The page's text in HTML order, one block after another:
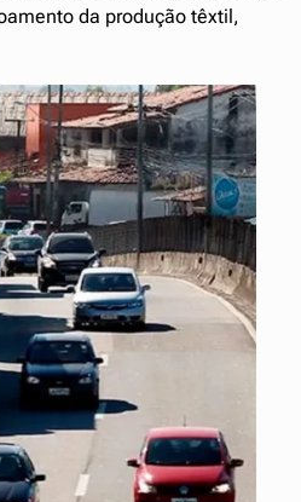
da produção têxtil,